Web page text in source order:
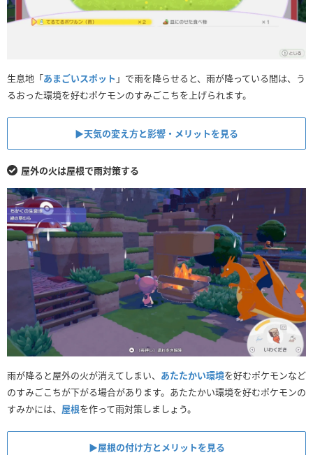
生息地「あまごいスポット 」で雨を降らせると、雨が降っている間は、う
るおった環境を好むポケモンのすみごこちを上げられます。
▶︎天気の変え方と影響・メリットを見る
屋外の火は屋根で雨対策する
雨が降ると屋外の火が消えてしまい、 あたたかい環境を好むポケモンなど
のすみごこちが下がる場合があります。あたたかい環境を好むポケモンの
すみかには、 屋根を作って雨対策しましょう。
▶︎屋根の付け方とメリットを見る